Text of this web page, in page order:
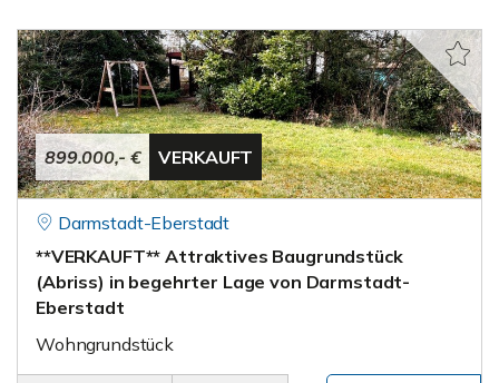
899.000,- € VERKAUFT
Darmstadt-Eberstadt
**VERKAUFT** Attraktives Baugrundstück
(Abriss) in begehrter Lage von Darmstadt-
Eberstadt
Wohngrundstück